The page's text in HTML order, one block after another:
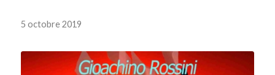
5 octobre 2019